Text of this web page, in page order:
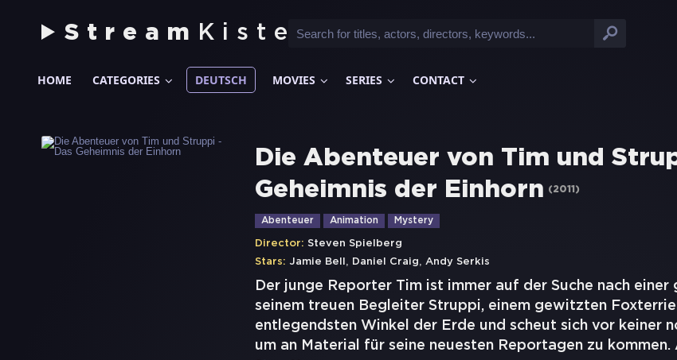
Stream Kiste
HOME CATEGORIES DEUTSCH MOVIES SERIES CONTACT
Die Abenteuer von Tim und
Geheimnis der Einhorn
(2011 )
Abenteuer Animation Mystery
Director: Steven Spielberg
Stars: Jamie Bell , Daniel Craig, Andy Serkis
Der junge Reporter Tim ist immer auf der Suche nach einer
seinem treuen Begleiter Struppi, einem gewitzten
entlegendsten Winkel der Erde und scheut sich vor keiner
um an Material für seine neuesten Reportagen zu kommen.